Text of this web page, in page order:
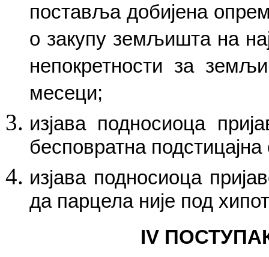
поставља добијена
о закупу земљишта на
непокретности за
месеци;
изјава подносиоца
бесповратна
изјава подносиоца
да парцела није под
IV